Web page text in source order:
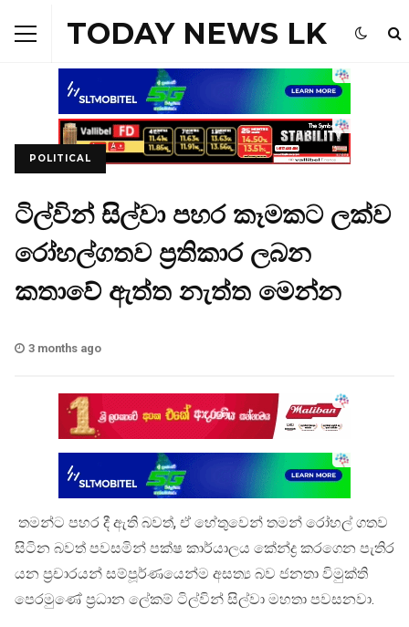
TODAY NEWS LK
POLITICAL
ටිල්වින් සිල්වා පහර කෑමකට ලක්ව
රෝහල්ගතව ප්‍රතිකාර ලබන
කතාවේ ඇත්ත නැත්ත මෙන්න
3 months ago
තමන්ට පහර දී ඇති බවත්, ඒ හේතුවෙන් තමන් රෝහල් ගතව
සිටින බවත් පවසමින් පක්ෂ කාර්යාලය කේන්ද්‍ර කරගෙන පැතිර
යන ප්‍රචාරයන් සම්පූර්ණයෙන්ම අසත්‍ය බව ජනතා විමුක්ති
පෙරමුණේ ප්‍රධාන ලේකම් ටිල්වින් සිල්වා මහතා පවසනවා.